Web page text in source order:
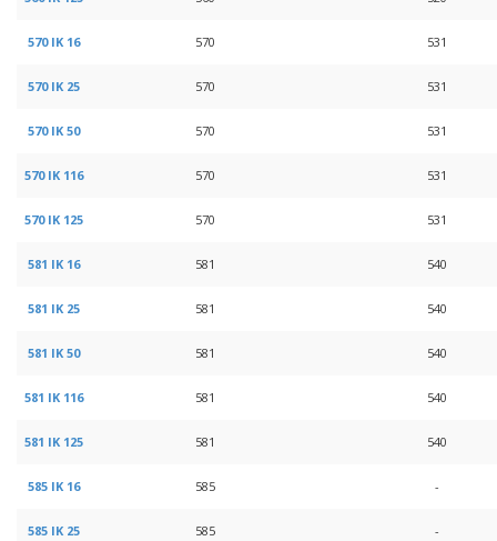
570 IK 16 570 531
570 IK 25 570 531
570 IK 50 570 531
570 IK 116 570 531
570 IK 125 570 531
581 IK 16 581 540
581 IK 25 581 540
581 IK 50 581 540
581 IK 116 581 540
581 IK 125 581 540
585 IK 16 585 -
585 IK 25 585 -